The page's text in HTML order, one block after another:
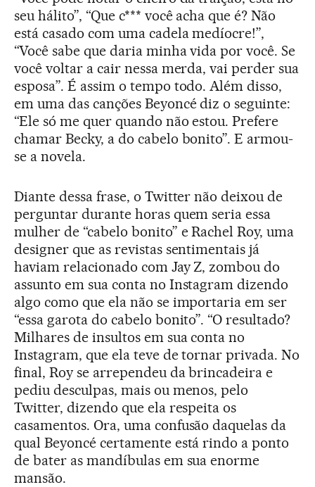
seu hálito”, “Que c*** você acha que é? Não
está casado com uma cadela medíocre!”,
“Você sabe que daria minha vida por você. Se
você voltar a cair nessa merda, vai perder sua
esposa”. É assim o tempo todo. Além disso,
em uma das canções Beyoncé diz o seguinte:
“Ele só me quer quando não estou. Prefere
chamar Becky, a do cabelo bonito”. E armou-
se a novela.
Diante dessa frase, o Twitter não deixou de
perguntar durante horas quem seria essa
mulher de “cabelo bonito” e Rachel Roy, uma
designer que as revistas sentimentais já
haviam relacionado com Jay Z, zombou do
assunto em sua conta no Instagram dizendo
algo como que ela não se importaria em ser
“essa garota do cabelo bonito”. “O resultado?
Milhares de insultos em sua conta no
Instagram, que ela teve de tornar privada. No
final, Roy se arrependeu da brincadeira e
pediu desculpas, mais ou menos, pelo
Twitter, dizendo que ela respeita os
casamentos. Ora, uma confusão daquelas da
qual Beyoncé certamente está rindo a ponto
de bater as mandíbulas em sua enorme
mansão.